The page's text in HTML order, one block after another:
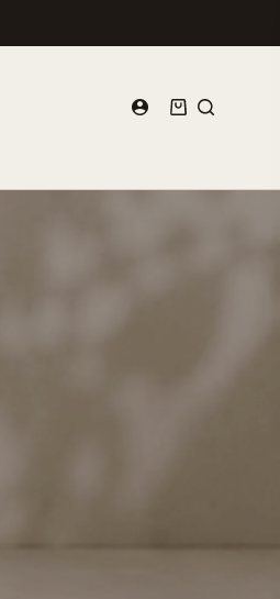
Panier